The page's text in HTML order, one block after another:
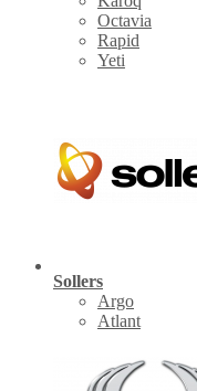
Octavia
Rapid
Yeti
Sollers
Argo
Atlant